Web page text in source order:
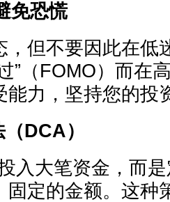
免恐慌
，但不要因此在低
”（FOMO）而在
能力，坚持您的投
DCA）
入大笔资金，而
固定的金额。这种